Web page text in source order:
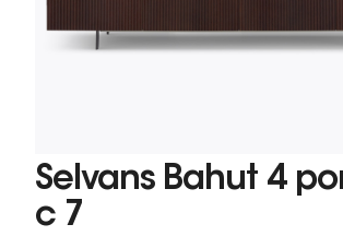
Selvans Bahut 4
c 7